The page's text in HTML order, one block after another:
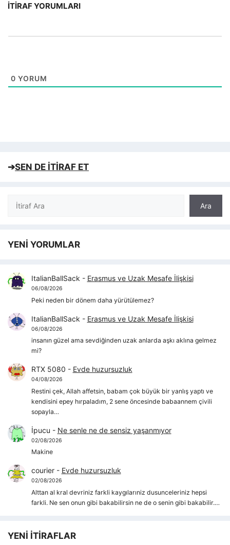
İTIRAF YORUMLARI
0 YORUM
➔SEN DE İTİRAF ET
Ara
Ara
YENİ YORUMLAR
ItalianBallSack - Erasmus ve Uzak Mesafe İlişkisi
06/08/2026
Peki neden bir dönem daha yürütülemez?
ItalianBallSack - Erasmus ve Uzak Mesafe İlişkisi
06/08/2026
insanın güzel ama sevdiğinden uzak anlarda aşkı aklına gelmez
mi?
RTX 5080 - Evde huzursuzluk
04/08/2026
Restini çek, Allah affetsin, babam çok büyük bir yanlış yaptı ve
kendisini epey hırpaladım, 2 sene öncesinde babaannem çivili
sopayla…
İpucu - Ne senle ne de sensiz yaşanmıyor
02/08/2026
Makine
courier- Evde huzursuzluk
02/08/2026
Alttan al kral devriniz farkli kaygılarıniz dusunceleriniz hepsi
farkli. Ne sen onun gibi bakabilirsin ne de o senin gibi bakabilir.…
YENİ İTİRAFLAR